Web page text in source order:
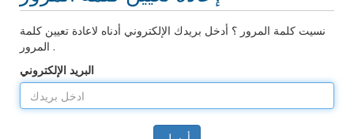
نسيت كلمة المرور ؟ أدخل بريدك الإلكتروني أدناه لاعادة تعيين كلمة
المرور .
البريد الإلكتروني